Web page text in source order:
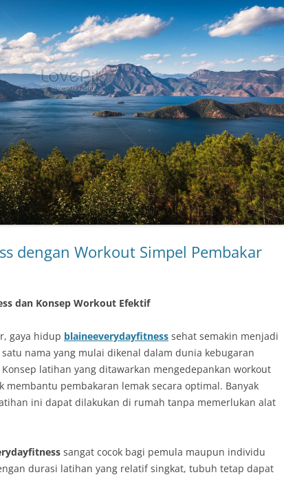
dengan Workout Simpel Pembakar
dan Konsep Workout Efektif
gaya hidup blaineeverydayfitness sehat semakin menjadi
nama yang mulai dikenal dalam dunia kebugaran
Konsep latihan yang ditawarkan mengedepankan workout
pembakaran lemak secara optimal. Banyak
ini dapat dilakukan di rumah tanpa memerlukan alat
sangat cocok bagi pemula maupun individu
durasi latihan yang relatif singkat, tubuh tetap dapat